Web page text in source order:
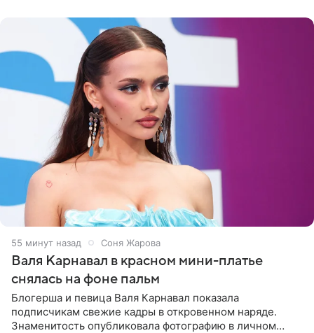
55 минут назад Соня Жарова
Валя Карнавал в красном мини-платье
снялась на фоне пальм
Блогерша и певица Валя Карнавал показала
подписчикам свежие кадры в откровенном наряде.
Знаменитость опубликовала фотографию в личном